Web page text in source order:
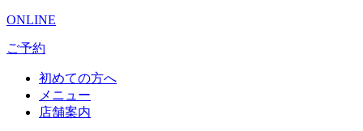
ONLINE
ご予約
初めての方へ
メニュー
店舗案内